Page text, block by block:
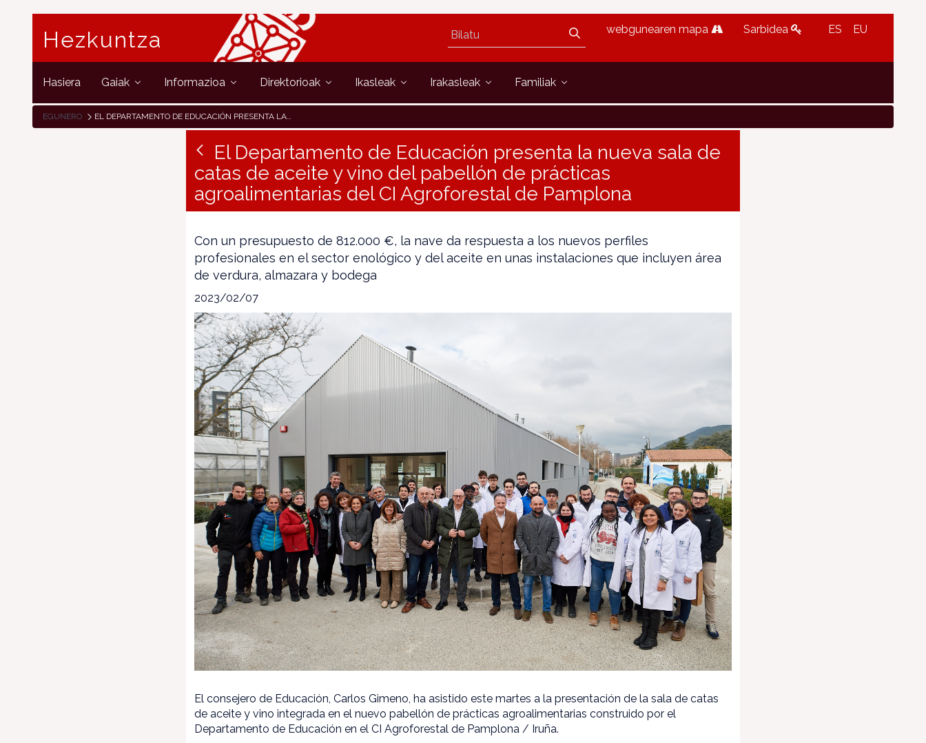
Hezkuntza webgunearen mapa Sarbidea ES EU
Hasiera Gaiak Informazioa Direktorioak Ikasleak Irakasleak Familiak
EGUNERO EL DEPARTAMENTO DE EDUCACIÓN PRESENTA LA NUEVA SALA DE CATAS DE ACEITE Y VINO DEL PABELLÓN DE PRÁCTICAS AGROALIMENTARIAS DEL CI AGROFORESTAL DE PAMPLONA
El Departamento de Educación presenta la nueva sala de
catas de aceite y vino del pabellón de prácticas
agroalimentarias del CI Agroforestal de Pamplona
Con un presupuesto de 812.000 €, la nave da respuesta a los nuevos perfiles
profesionales en el sector enológico y del aceite en unas instalaciones que incluyen área
de verdura, almazara y bodega
2023/02/07
El consejero de Educación, Carlos Gimeno, ha asistido este martes a la presentación de la sala de catas
de aceite y vino integrada en el nuevo pabellón de prácticas agroalimentarias construido por el
Departamento de Educación en el CI Agroforestal de Pamplona / Iruña.